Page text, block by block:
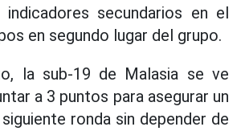
secundarios en el
en segundo lugar del grupo.
la sub-19 de Malasia se ve
a 3 puntos para asegurar un
ronda sin depender de